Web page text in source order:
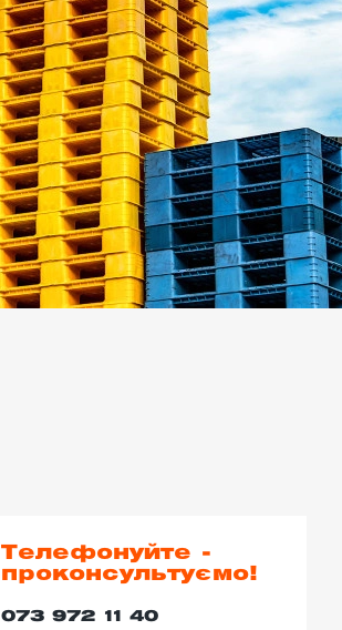
Телефонуйте -
проконсультуємо!
073 972 11 40